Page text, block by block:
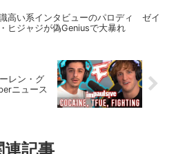
高い系インタビューのパロディ ゼイ
ヒジャジが偽Geniusで大暴れ
レン・グ
ニュース
連記事